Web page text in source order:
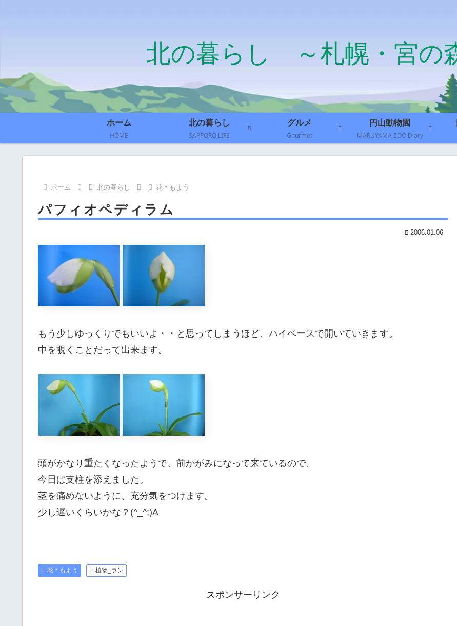
北の暮らし ～札幌・宮の
ホーム
HOME
北の暮らし
SAPPORO LIFE
グルメ
Gourmet
円山動物園
MARUYAMA ZOO Diary
ホーム 北の暮らし 花＊もよう
パフィオペディラム
2006.01.06
もう少しゆっくりでもいいよ・・と思ってしまうほど、ハイペースで開いていきます。
中を覗くことだって出来ます。
頭がかなり重たくなったようで、前かがみになって来ているので、
今日は支柱を添えました。
茎を痛めないように、充分気をつけます。
少し遅いくらいかな？(^_^;)A
花＊もよう 植物_ラン
スポンサーリンク